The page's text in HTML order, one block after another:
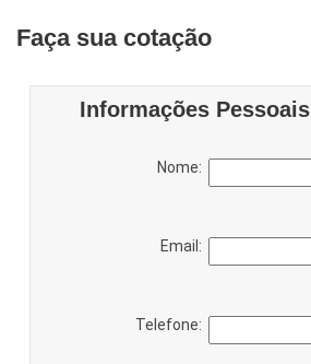
Faça sua cotação
Informações Pessoais
Nome:
Email:
Telefone: